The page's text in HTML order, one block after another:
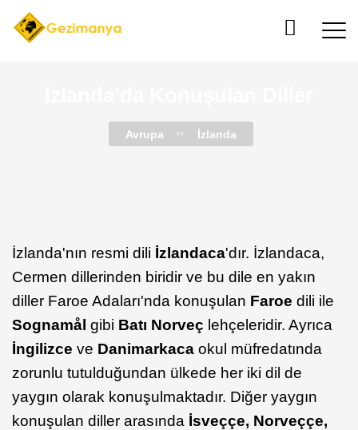
Avrupa İzlanda
İzlanda'nın resmi dili İzlandaca'dır. İzlandaca,
Cermen dillerinden biridir ve bu dile en yakın
diller Faroe Adaları'nda konuşulan Faroe dili ile
Sognamål gibi Batı Norveç lehçeleridir. Ayrıca
İngilizce ve Danimarkaca okul müfredatında
zorunlu tutulduğundan ülkede her iki dil de
yaygın olarak konuşulmaktadır. Diğer yaygın
konuşulan diller arasında İsveççe, Norveççe,